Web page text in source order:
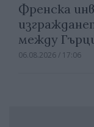
Френска
между
06.08.2026 / 17:06